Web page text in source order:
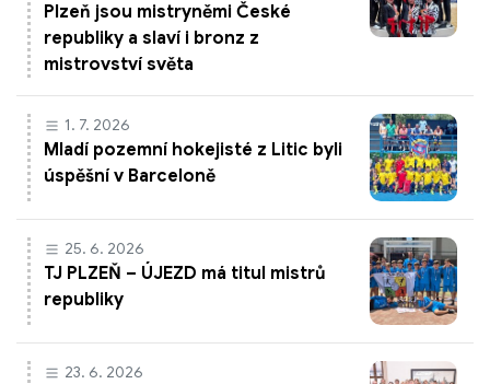
Plzeň jsou mistryněmi České
republiky a slaví i bronz z
mistrovství světa
1. 7. 2026
Mladí pozemní hokejisté z Litic byli
úspěšní v Barceloně
25. 6. 2026
TJ PLZEŇ – ÚJEZD má titul mistrů
republiky
23. 6. 2026